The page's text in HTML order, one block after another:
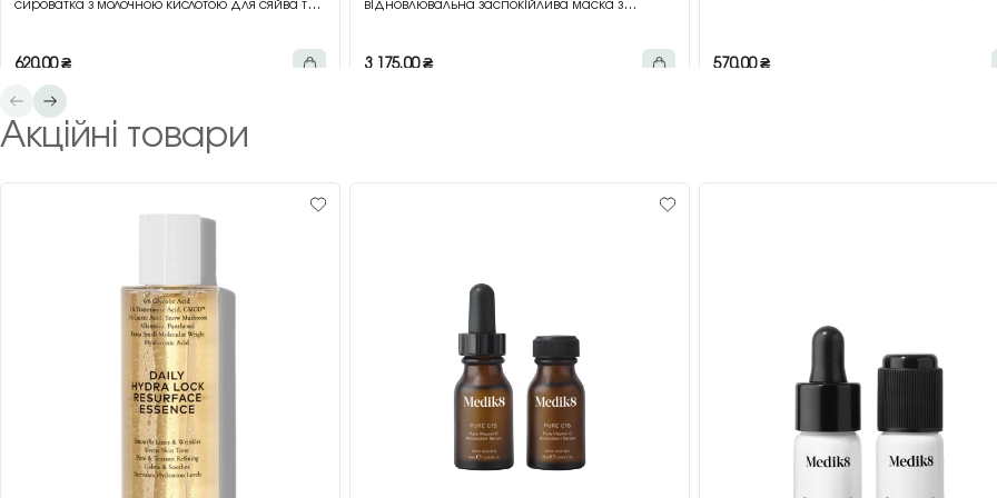
сироватка з молочною кислотою для сяйва та
620,00₴
відновлювальна заспокійлива маска з
3 175,00₴ 570,00₴
Акційні товари